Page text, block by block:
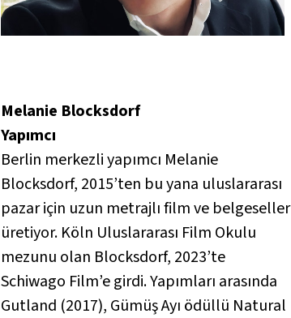
Melanie Blocksdorf
Yapımcı
Berlin merkezli yapımcı Melanie
Blocksdorf, 2015’ten bu yana uluslararası
pazar için uzun metrajlı film ve belgeseller
üretiyor. Köln Uluslararası Film Okulu
mezunu olan Blocksdorf, 2023’te
Schiwago Film’e girdi. Yapımları arasında
Gutland (2017), Gümüş Ayı ödüllü Natural